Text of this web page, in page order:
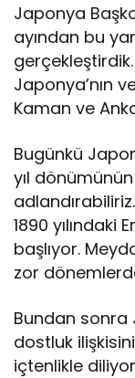
Japonya
ayından bu
Japonya’nın
Kaman ve
Bugünkü
yıl
1890 yılındaki
başlıyor.
zor
Bundan sonra
dostluk
içtenlikle